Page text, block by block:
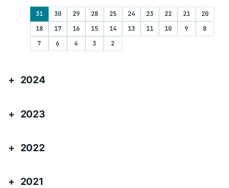
31 30 29 28 25 24 23 22 21
20
18
17 16 15 14 13 11 10 9
8
7
6 4 3 2
2024
2023
2022
2021